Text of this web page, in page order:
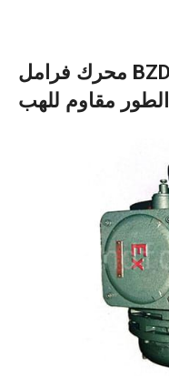
محرك فرامل BZDY/BZD غير متزامن ثلاثي
الطور مقاوم للهب